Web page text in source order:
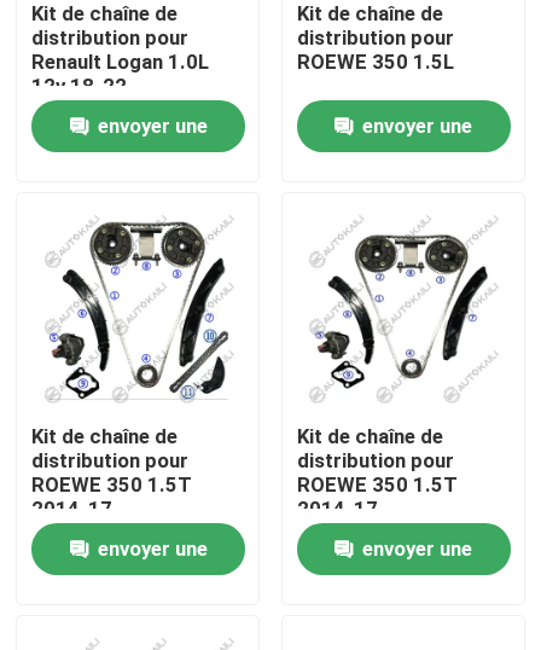
Produits
Vidéos
Visite de l'usine
Contrôle de la qualité
Nous contacter
Nouvelles
Demandez un devis
Kit à chaînes de synchronisation
Kit de chaîne de
distribution pour
Renault Logan 1.0L
12v 18-22
envoyer une
Kit de chaîne de
distribution pour
ROEWE 350 1.5L
envoyer une
Kit de chaîne de
distribution pour
ROEWE 350 1.5T
2014-17
envoyer une
Kit de chaîne de
distribution pour
ROEWE 350 1.5T
2014-17
envoyer une